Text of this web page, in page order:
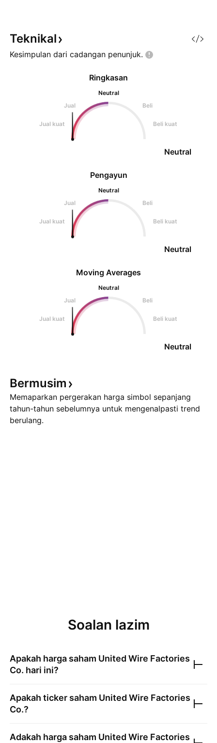
Teknikal
Kesimpulan dari cadangan penunjuk.
Pengayun
Neutral
Jual
Beli
Jual kuat Beli kuat
Neutral
Ringkasan
Neutral
Jual
Beli
Jual kuat Beli kuat
Neutral
Moving Averages
Neutral
Jual
Beli
Jual kuat Beli kuat
Neutral
Bermusim
Memaparkan pergerakan harga simbol sepanjang
tahun-tahun sebelumnya untuk mengenalpasti trend
berulang.
Soalan lazim
Apakah harga saham United Wire Factories
Co. hari ini?
Apakah ticker saham United Wire Factories
Co.?
Adakah harga saham United Wire Factories